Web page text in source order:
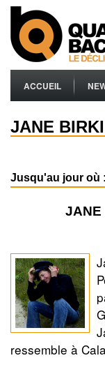
ACCUEIL
JANE
Jusqu'au jour où :
JANE
ressemble à